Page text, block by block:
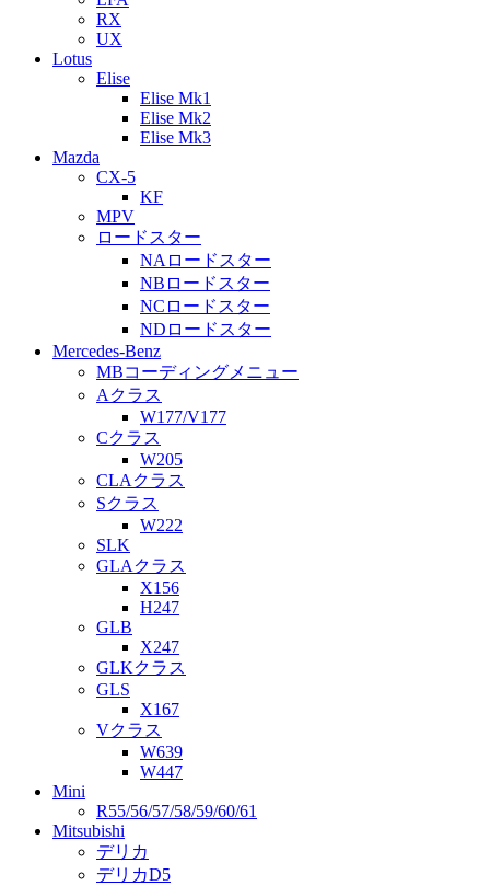
RX
UX
Lotus
Elise
Elise Mk1
Elise Mk2
Elise Mk3
Mazda
CX-5
KF
MPV
ロードスター
NAロードスター
NBロードスター
NCロードスター
NDロードスター
Mercedes-Benz
MBコーディングメニュー
Aクラス
W177/V177
Cクラス
W205
CLAクラス
Sクラス
W222
SLK
GLAクラス
X156
H247
GLB
X247
GLKクラス
GLS
X167
Vクラス
W639
W447
Mini
R55/56/57/58/59/60/61
Mitsubishi
デリカ
デリカD5